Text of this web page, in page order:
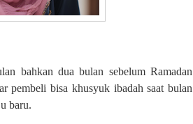
bahkan dua bulan sebelum Ramadan
pembeli bisa khusyuk ibadah saat bulan
baru.